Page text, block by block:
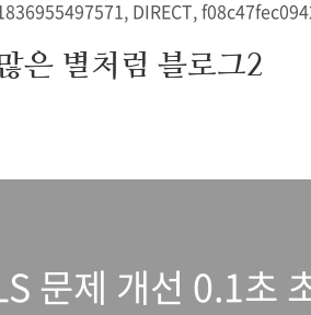
DIRECT,
은 별처럼 블로그2
문제 개선 0.1초